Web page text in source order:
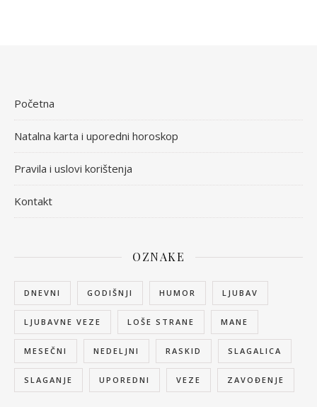
Početna
Natalna karta i uporedni horoskop
Pravila i uslovi korištenja
Kontakt
OZNAKE
DNEVNI GODIŠNJI HUMOR LJUBAV
LJUBAVNE VEZE LOŠE STRANE MANE
MESEČNI NEDELJNI RASKID SLAGALICA
SLAGANJE UPOREDNI VEZE ZAVOĐENJE